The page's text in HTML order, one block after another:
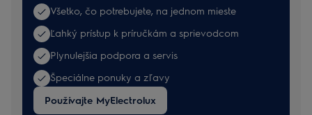
Všetko, čo potrebujete, na jednom mieste
Ľahký prístup k príručkám a sprievodcom
Plynulejšia podpora a servis
Špeciálne ponuky a zľavy
Používajte MyElectrolux